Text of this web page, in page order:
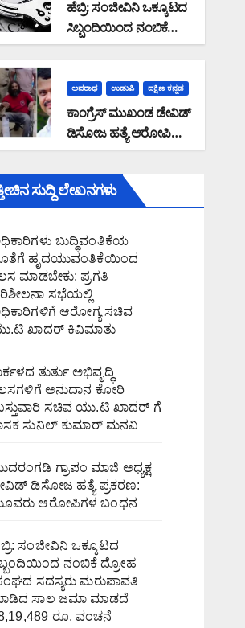
ಹೆಬ್ರಿ: ಸಂಜೀವಿನಿ ಒಕ್ಕೂಟದ
ಸಿಬ್ಬಂದಿಯಿಂದ ನಂಬಿಕೆ
ದ್ರೋಹ -ಸಂಘದ ಸದಸ್ಯರು
ಜಮಾ ಮಾಡದೆ
28,19,489 ರೂ. ವಂಚನೆ
ಅಪರಾಧ ಉಡುಪಿ ದಕ್ಷಿಣ ಕನ್ನಡ
ಕಾಂಗ್ರೆಸ್ ಮುಖಂಡ ಡೇವಿಡ್
ಡಿಸೋಜ ಹತ್ಯೆ ಆರೋಪಿ
ಬಂಧನ: ಪೊಲೀಸರ ಮೇಲೆ
ಹಲ್ಲೆ ನಡೆಸಿ
ಪರಾರಿಯಾಗುತ್ತಿದ್ದ ಆರೋಪಿ
ಕಾಲಿಗೆ ಫೈರಿಂಗ್
ಸುದ್ದಿ ಲೇಖನಗಳು
ಬುದ್ಧಿವಂತಿಕೆಯ
ಹೃದಯುವಂತಿಕೆಯಿಂದ
ಮಾಡಬೇಕು: ಪ್ರಗತಿ
ಸಭೆಯಲ್ಲಿ
ಆರೋಗ್ಯ ಸಚಿವ
ಖಾದರ್ ಕಿವಿಮಾತು
ತುರ್ತು ಅಭಿವೃದ್ಧಿ
ಅನುದಾನ ಕೋರಿ
ಸಚಿವ ಯು.ಟಿ ಖಾದರ್ ಗೆ
ಸುನಿಲ್‌ ಕುಮಾರ್‌ ಮನವಿ
ಗ್ರಾಪಂ ಮಾಜಿ ಅಧ್ಯಕ್ಷ
ಡಿಸೋಜ ಹತ್ಯೆ ಪ್ರಕರಣ:
ಆರೋಪಿಗಳ ಬಂಧನ
ಸಂಜೀವಿನಿ ಒಕ್ಕೂಟದ
ನಂಬಿಕೆ ದ್ರೋಹ
ಸದಸ್ಯರು ಮರುಪಾವತಿ
ಸಾಲ ಜಮಾ ಮಾಡದೆ
ರೂ. ವಂಚನೆ